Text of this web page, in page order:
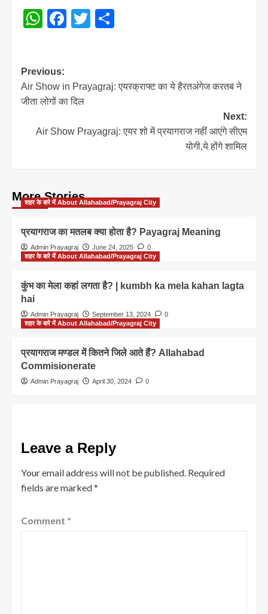
WhatsApp
Facebook
Twitter
Post
navigation
Previous:
Air Show in Prayagraj: एयरक्राफ्ट का ये हैरतअंगेज करतब ने
जीता लोगों का दिल
Next:
Air Show Prayagraj: एयर शो में प्रयागराज नहीं आएंगे सीएम
योगी,ये होंगे शामिल
More Stories
शहर के बारे में About Allahabad/Prayagraj City
प्रयागराज का मतलब क्या होता है? Payagraj Meaning
Admin Prayagraj June 24, 2025
0
शहर के बारे में About Allahabad/Prayagraj City
कुंभ का मेला कहां लगता है? | kumbh ka mela kahan lagta
hai
Admin Prayagraj September 13, 2024
0
शहर के बारे में About Allahabad/Prayagraj City
प्रयागराज मण्डल में कितने जिले आते हैं? Allahabad
Commisionerate
Admin Prayagraj April 30, 2024 0
Leave a Reply
Your email address will not be published. Required
fields are marked*
Comment *